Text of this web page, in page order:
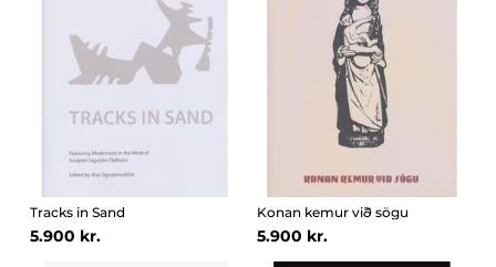
Tracks in Sand
5.900 kr.
Konan kemur við sögu
5.900 kr.